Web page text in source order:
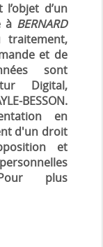
d’un
àBERNARD
traitement,
et de
sont
Digital,
BESSON.
en
d'un droit
et
plus